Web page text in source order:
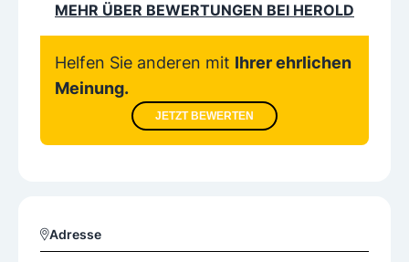
MEHR ÜBER BEWERTUNGEN BEI HEROLD
Helfen Sie anderen mit Ihrer ehrlichen
Meinung.
JETZT BEWERTEN
Adresse